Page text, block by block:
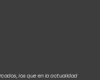
los que en la actualidad